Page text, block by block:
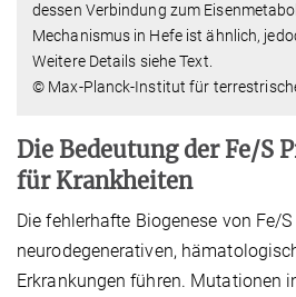
dessen Verbindung zum
Mechanismus in Hefe ist ähnlich,
Weitere Details siehe Text.
© Max-Planck-Institut für
Die Bedeutung der Fe/S
für Krankheiten
Die fehlerhafte Biogenese von Fe/
neurodegenerativen,
Erkrankungen führen. Mutationen